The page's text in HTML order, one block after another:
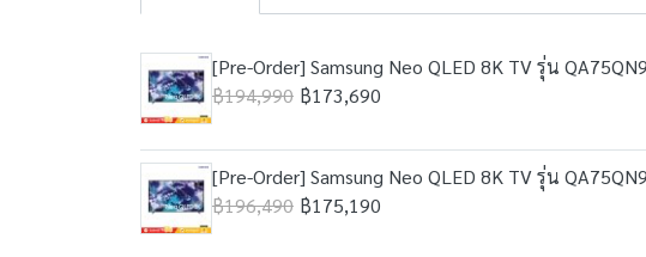
[Pre-Order] Samsung Neo QLED 8K TV รุ่น
฿194,990 ฿173,690
[Pre-Order] Samsung Neo QLED 8K TV รุ่น
฿196,490 ฿175,190